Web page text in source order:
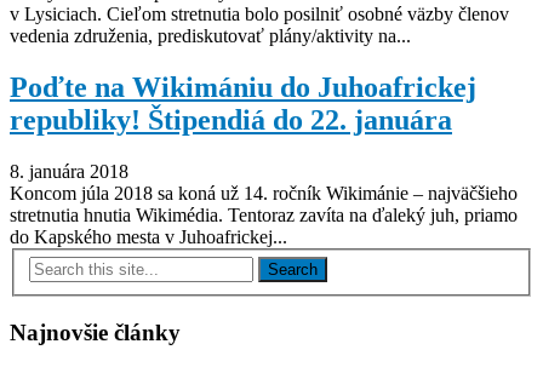
v Lysiciach. Cieľom stretnutia bolo posilniť osobné väzby členov
vedenia združenia, prediskutovať plány/aktivity na...
Poďte na Wikimániu do Juhoafrickej
republiky! Štipendiá do 22. januára
8. januára 2018
Koncom júla 2018 sa koná už 14. ročník Wikimánie – najväčšieho
stretnutia hnutia Wikimédia. Tentoraz zavíta na ďaleký juh, priamo
do Kapského mesta v Juhoafrickej...
Najnovšie články